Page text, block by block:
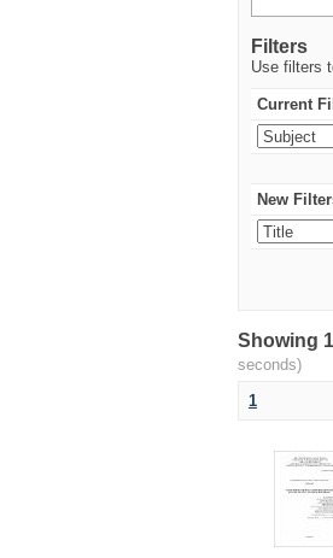
Filters
Use filters
Current
New
Showing
seconds)
1